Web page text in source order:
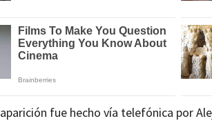
fue hecho vía telefónica por